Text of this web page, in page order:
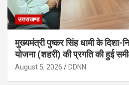
उत्तराखण्ड
मुख्यमंत्री पुष्कर सिंह धामी के दिशा-
योजना (शहरी) की प्रगति की हुई
August 5, 2026 DDNN